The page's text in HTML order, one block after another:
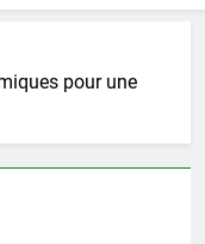
pour une